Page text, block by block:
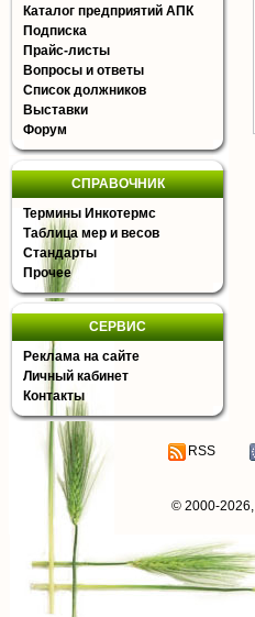
Каталог предприятий АПК
Подписка
Прайс-листы
Вопросы и ответы
Список должников
Выставки
Форум
СПРАВОЧНИК
Термины Инкотермс
Таблица мер и весов
Стандарты
Прочее
СЕРВИС
Реклама на сайте
Личный кабинет
Контакты
RSS
© 2000-2026,